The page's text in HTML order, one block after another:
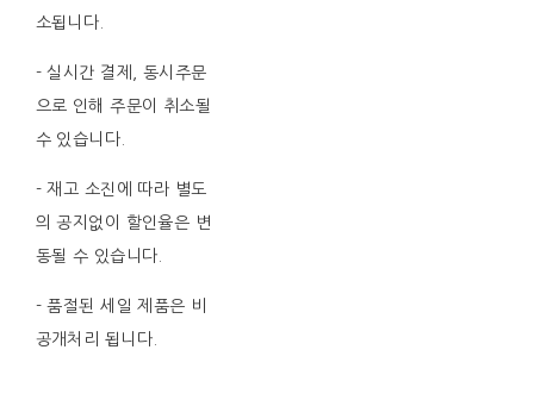
소됩니다.
- 실시간 결제, 동시주문
으로 인해 주문이 취소될
수 있습니다.
- 재고 소진에 따라 별도
의 공지없이 할인율은 변
동될 수 있습니다.
- 품절된 세일 제품은 비
공개처리 됩니다.